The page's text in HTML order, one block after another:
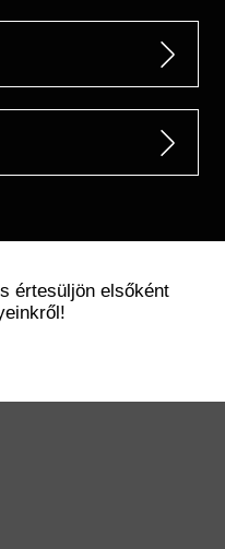
értesüljön elsőként